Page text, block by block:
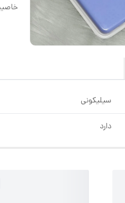
سیلیکونی
دارد